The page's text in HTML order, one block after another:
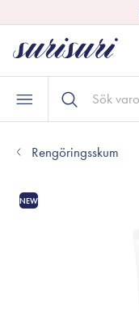
Rengöringsskum
NEW